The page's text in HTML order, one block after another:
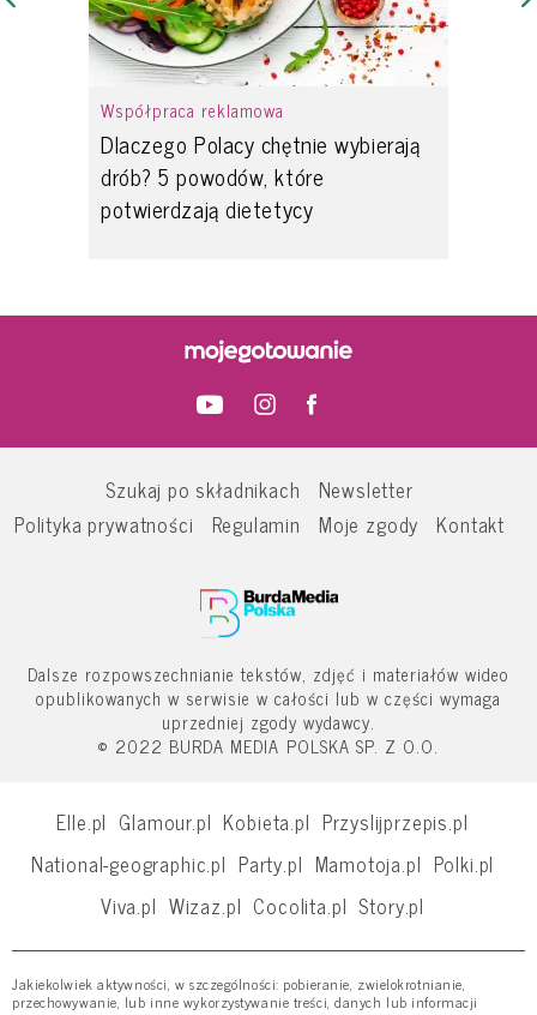
Współpraca reklamowa
Dlaczego Polacy chętnie wybierają
drób? 5 powodów, które
potwierdzają dietetycy
Szukaj po składnikach
Newsletter
Polityka prywatności
Regulamin Moje zgody Kontakt
Dalsze rozpowszechnianie tekstów, zdjęć i materiałów wideo
opublikowanych w serwisie w całości lub w części wymaga
uprzedniej zgody wydawcy.
© 2022 BURDA MEDIA POLSKA SP. Z O.O.
Elle.pl Glamour.pl Kobieta.pl Przyslijprzepis.pl
National-geographic.pl Party.pl Mamotoja.pl Polki.pl
Viva.pl Wizaz.pl Cocolita.pl Story.pl
Jakiekolwiek aktywności, w szczególności: pobieranie, zwielokrotnianie,
przechowywanie, lub inne wykorzystywanie treści, danych lub informacji